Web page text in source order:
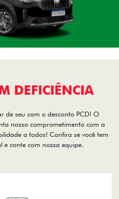
DEFICIÊNCIA
de seu com o desconto PCD! O
nosso comprometimento com a
a todos! Confira se você tem
e conte com nossa equipe.